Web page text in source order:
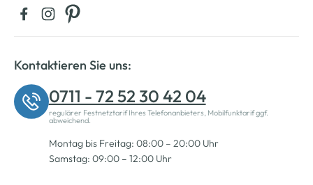
Kontaktieren Sie uns:
0711 - 72 52 30 42 04
regulärer Festnetztarif Ihres Telefonanbieters, Mobilfunktarif ggf.
abweichend.
Montag bis Freitag: 08:00 – 20:00 Uhr
Samstag: 09:00 – 12:00 Uhr